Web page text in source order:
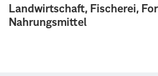
Landwirtschaft, Fischerei,
Nahrungsmittel